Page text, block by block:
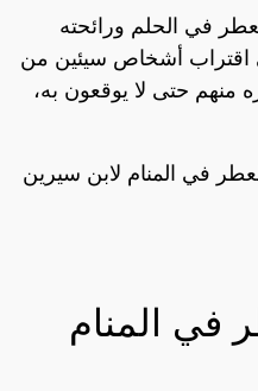
في الحلم ورائحته
اقتراب أشخاص سيئين من
منهم حتى لا يوقعون به،
في المنام لابن سيرين
في المنام